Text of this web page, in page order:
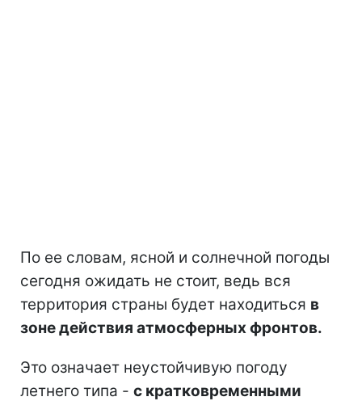
По ее словам, ясной и солнечной погоды
сегодня ожидать не стоит, ведь вся
территория страны будет находиться в
зоне действия атмосферных фронтов.
Это означает неустойчивую погоду
летнего типа - с кратковременными